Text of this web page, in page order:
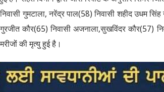
गुमटाला, नरेंद्र पाल(58) निवासी शहीद उधम
कौर(65) निवासी अजनाला,सुखविंदर कौर(57)
की मृत्यु हुई है।